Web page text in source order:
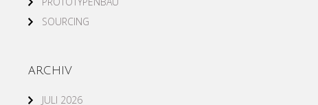
SOURCING
ARCHIV
JULI 2026